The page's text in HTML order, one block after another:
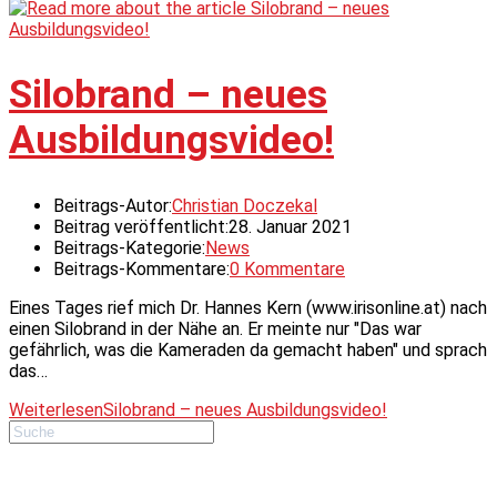
Silobrand – neues
Ausbildungsvideo!
Beitrags-Autor:Christian Doczekal
Beitrag veröffentlicht:28. Januar 2021
Beitrags-Kategorie: News
Beitrags-Kommentare:0 Kommentare
Eines Tages rief mich Dr. Hannes Kern (www.irisonline.at) nach
einen Silobrand in der Nähe an. Er meinte nur "Das war
gefährlich, was die Kameraden da gemacht haben" und sprach
das…
WeiterlesenSilobrand – neues Ausbildungsvideo!